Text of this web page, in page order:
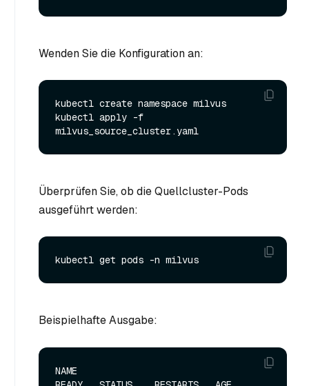
Wenden Sie die Konfiguration an:
kubectl create namespace milvus
kubectl apply -f
Überprüfen Sie, ob die Quellcluster-Pods
ausgeführt werden:
Beispielhafte Ausgabe:
NAME